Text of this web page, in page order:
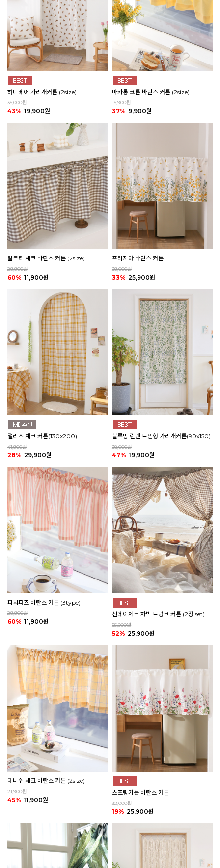
허니베어 가리개커튼 (2size)
35,000원
43% 19,900원
마카롱 코튼 바란스 커튼 (2size)
15,900원
37% 9,900원
밀크티 체크 바란스 커튼 (2size)
29,900원
60% 11,900원
프리지아 바란스 커튼
39,000원
33% 25,900원
앨리스 체크 커튼(130x200)
41,900원
28% 29,900원
블루밍 린넨 트임형 가리개커튼(90x150)
38,000원
47% 19,900원
피치퍼즈 바란스 커튼 (3type)
29,900원
60% 11,900원
선데이체크 차박 트렁크 커튼 (2장 set)
55,000원
52% 25,900원
데니쉬 체크 바란스 커튼 (2size)
21,900원
45% 11,900원
스프링가든 바란스 커튼
32,000원
19% 25,900원